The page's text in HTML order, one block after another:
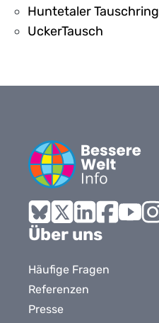
Huntetaler Tauschring
UckerTausch
Bluesky
X LinkedInFacebook
Über uns
Häufige Fragen
Referenzen
Presse